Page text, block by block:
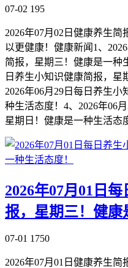
07-02 195
2026年07月02日健康养生
以更健康！健康新闻1、
简报，星期三！健康是一种
日养生小知识健康简报，星
2026年06月29日每日养生
种生活态度！4、2026年06
星期日！健康是一种生活态
2026年07月01日
报，星期三！健康
07-01 1750
2026年07月01日健康养生